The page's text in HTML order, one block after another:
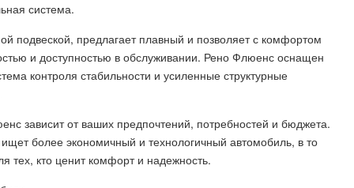
система.
подвеской, предлагает плавный и позволяет с комфортом
и доступностью в обслуживании. Рено Флюенс оснащен
контроля стабильности и усиленные структурные
зависит от ваших предпочтений, потребностей и бюджета.
более экономичный и технологичный автомобиль, в то
тех, кто ценит комфорт и надежность.